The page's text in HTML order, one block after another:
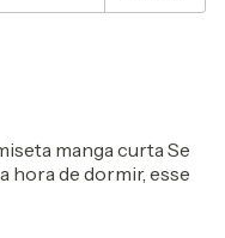
manga curta Se
hora de dormir, esse